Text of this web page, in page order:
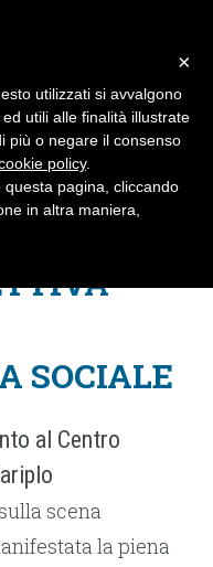
OFFERTE
PLAN
SOCIALE
al Centro
scena
la piena
×
utilizzati si avvalgono
utili alle finalità illustrate
più o negare il consenso
policy.
pagina, cliccando
in altra maniera,